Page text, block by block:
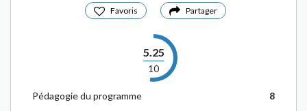
Favoris Partager
5.25
10
Pédagogie du programme
8